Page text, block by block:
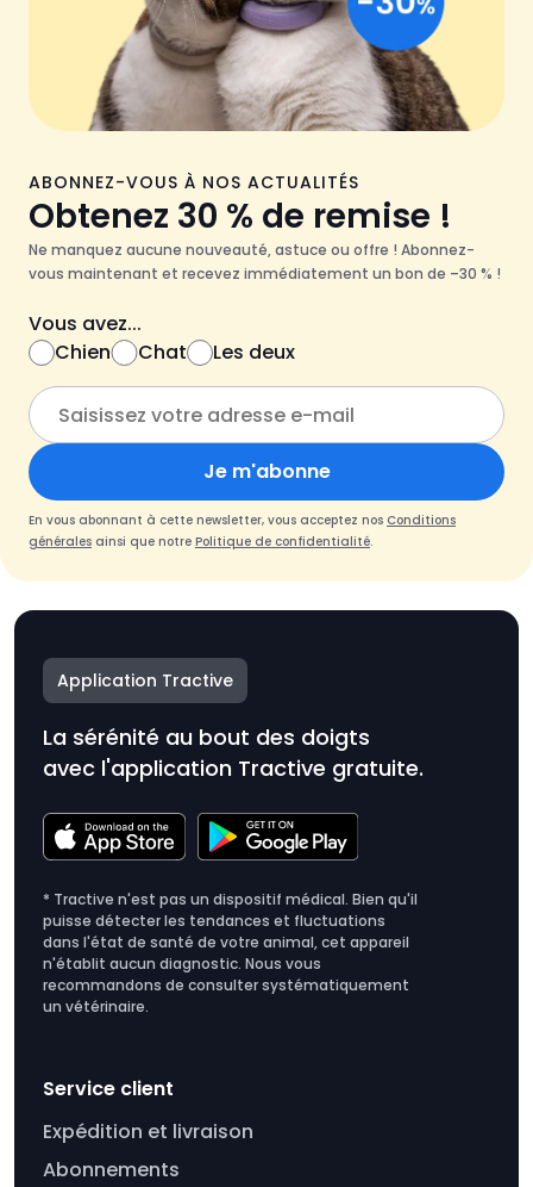
ABONNEZ-VOUS À NOS ACTUALITÉS
Obtenez 30 % de remise !
Ne manquez aucune nouveauté, astuce ou offre ! Abonnez-
vous maintenant et recevez immédiatement un bon de –30 % !
Vous avez...
Chien
Chat Les deux
Je m'abonne
En vous abonnant à cette newsletter, vous acceptez nos Conditions
générales ainsi que notre Politique de confidentialité.
Application Tractive
La sérénité au bout des doigts
avec l'application Tractive gratuite.
* Tractive n'est pas un dispositif médical. Bien qu'il
puisse détecter les tendances et fluctuations
dans l'état de santé de votre animal, cet appareil
n'établit aucun diagnostic. Nous vous
recommandons de consulter systématiquement
un vétérinaire.
Service client
Expédition et livraison
Abonnements